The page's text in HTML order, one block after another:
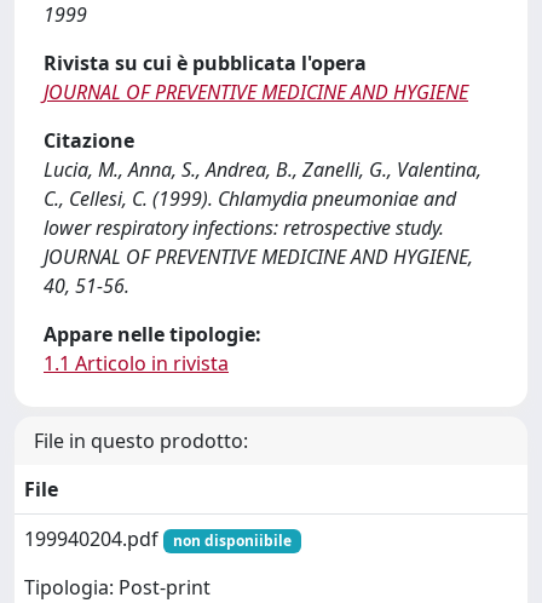
1999
Rivista su cui è pubblicata l'opera
JOURNAL OF PREVENTIVE MEDICINE AND HYGIENE
Citazione
Lucia, M., Anna, S., Andrea, B., Zanelli, G., Valentina,
C., Cellesi, C. (1999). Chlamydia pneumoniae and
lower respiratory infections: retrospective study.
JOURNAL OF PREVENTIVE MEDICINE AND HYGIENE,
40, 51-56.
Appare nelle tipologie:
1.1 Articolo in rivista
File in questo prodotto:
File
199940204.pdf
non disponiibile
Tipologia: Post-print